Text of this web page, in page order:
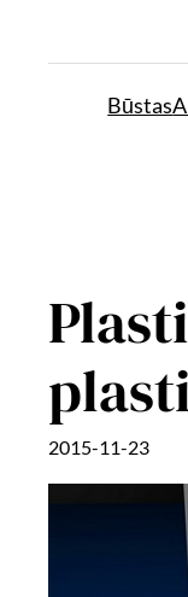
Būstas
2015-11-23